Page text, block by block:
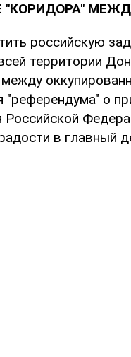
"КОРИДОРА"
российскую
территории
между
"референдума" о
Российской
в главный